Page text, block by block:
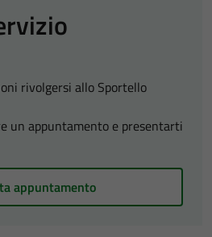
rivolgersi allo Sportello
un appuntamento e presentarti
appuntamento